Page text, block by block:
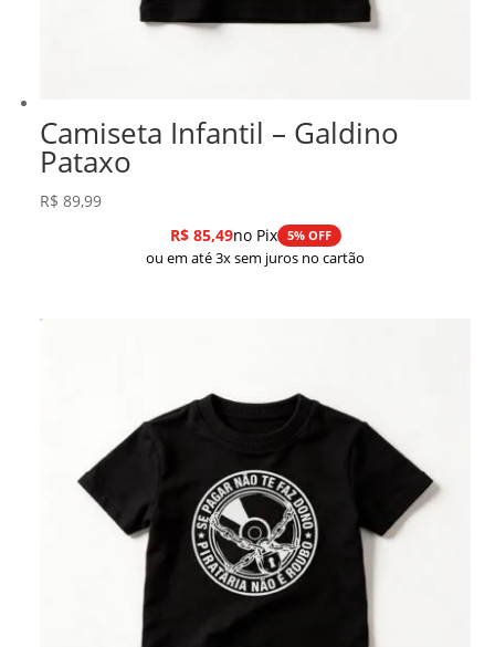
Camiseta Infantil – Galdino
Pataxo
R$ 89,99
R$85,49no Pix 5% OFF
ou em até 3x sem juros no cartão